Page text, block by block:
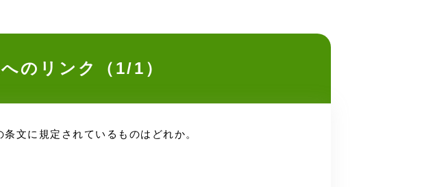
のリンク（1/1）
文に規定されているものはどれか。